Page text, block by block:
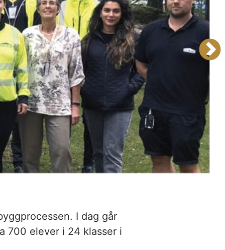
I dag går
700 elever i 24 klasser i